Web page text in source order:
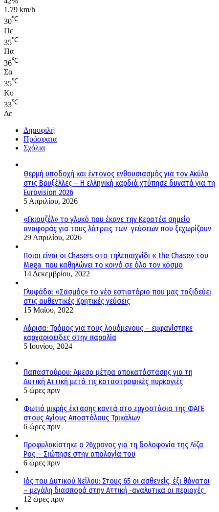
1.79 km/h
30℃
Πε
35℃
Πα
36℃
Σα
35℃
Κυ
33℃
Δε
Δημοφιλή
Πρόσφατα
Σχόλια
Θερμή υποδοχή και έντονος ενθουσιασμός για τον Ακύλα
στις Βρυξέλλες – Η ελληνική καρδιά χτύπησε δυνατά για τη
Eurovision 2026
5 Απριλίου, 2026
«Γκιουζέλ» το γλυκό που έκανε την Κερατέα σημείο
αναφοράς για τους λάτρεις των γεύσεων που ξεχωρίζουν
29 Απριλίου, 2026
Ποιοι είναι οι Chasers στο τηλεπαιχνίδι « the Chase» του
Mega που καθηλώνει το κοινό σε όλο τον κόσμο
14 Δεκεμβρίου, 2022
Γλυφάδα: «Σασμός» το νέο εστιατόριο που μας ταξιδεύει
στις αυθεντικές Κρητικές γεύσεις
15 Μαΐου, 2022
Λάρισα: Τρόμος για τους λουόμενους – εμφανίστηκε
καρχαριοειδες στην παραλία
5 Ιουνίου, 2024
Παπασταύρου: Άμεσα μέτρα αποκατάστασης για τη
Δυτική Αττική μετά τις καταστροφικές πυρκαγιές
5 ώρες πριν
Φωτιά μικρής έκτασης κοντά στο εργοστάσιο της ΦΑΓΕ
στους Αγίους Αποστόλους Τρικάλων
6 ώρες πριν
Προφυλακίστηκε ο 26χρονος για τη δολοφονία της Λίζα
Ρος – Σιώπησε στην απολογία του
6 ώρες πριν
Ιός του Δυτικού Νείλου: Στους 65 οι ασθενείς, έξι θάνατοι
– μεγάλη διασπορά στην Αττική -αναλυτικά οι περιοχές
12 ώρες πριν